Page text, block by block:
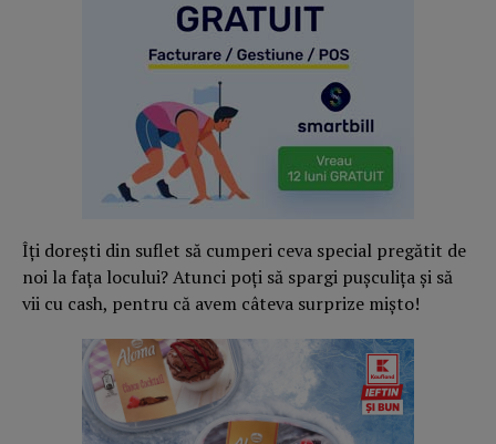
Îți dorești din suflet să cumperi ceva special pregătit de
noi la fața locului? Atunci poți să spargi pușculița și să
vii cu cash, pentru că avem câteva surprize mișto!